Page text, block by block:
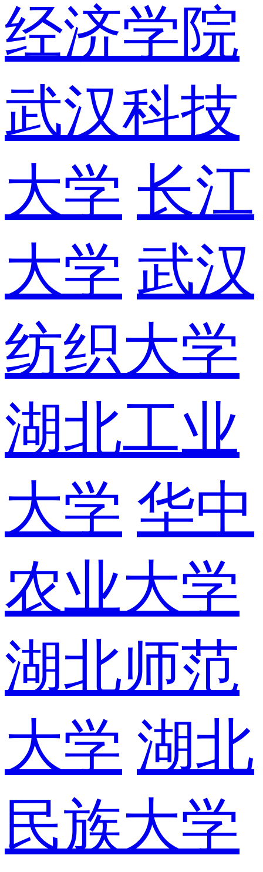
经济学院
武汉科技
大学 长江
大学 武汉
纺织大学
湖北工业
大学 华中
农业大学
湖北师范
大学 湖北
民族大学